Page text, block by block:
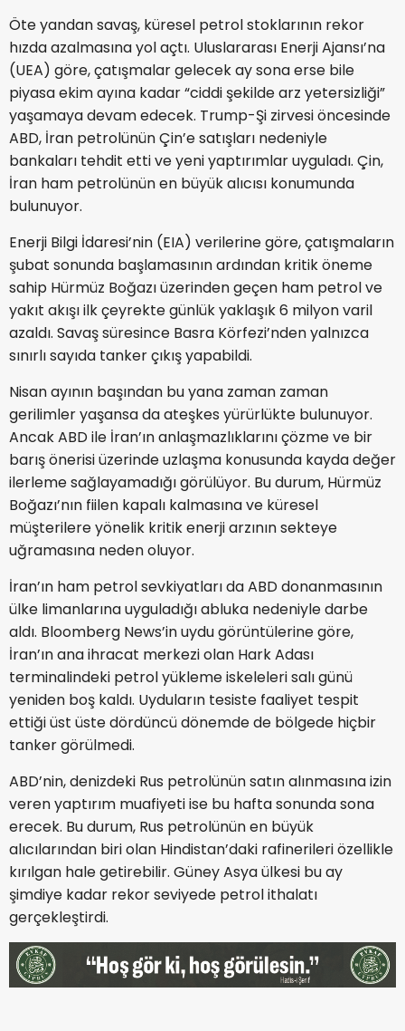
Öte yandan savaş, küresel petrol stoklarının rekor
hızda azalmasına yol açtı. Uluslararası Enerji Ajansı’na
(UEA) göre, çatışmalar gelecek ay sona erse bile
piyasa ekim ayına kadar “ciddi şekilde arz yetersizliği”
yaşamaya devam edecek. Trump-Şi zirvesi öncesinde
ABD, İran petrolünün Çin’e satışları nedeniyle
bankaları tehdit etti ve yeni yaptırımlar uyguladı. Çin,
İran ham petrolünün en büyük alıcısı konumunda
bulunuyor.
Enerji Bilgi İdaresi’nin (EIA) verilerine göre, çatışmaların
şubat sonunda başlamasının ardından kritik öneme
sahip Hürmüz Boğazı üzerinden geçen ham petrol ve
yakıt akışı ilk çeyrekte günlük yaklaşık 6 milyon varil
azaldı. Savaş süresince Basra Körfezi’nden yalnızca
sınırlı sayıda tanker çıkış yapabildi.
Nisan ayının başından bu yana zaman zaman
gerilimler yaşansa da ateşkes yürürlükte bulunuyor.
Ancak ABD ile İran’ın anlaşmazlıklarını çözme ve bir
barış önerisi üzerinde uzlaşma konusunda kayda değer
ilerleme sağlayamadığı görülüyor. Bu durum, Hürmüz
Boğazı’nın fiilen kapalı kalmasına ve küresel
müşterilere yönelik kritik enerji arzının sekteye
uğramasına neden oluyor.
İran’ın ham petrol sevkiyatları da ABD donanmasının
ülke limanlarına uyguladığı abluka nedeniyle darbe
aldı. Bloomberg News’in uydu görüntülerine göre,
İran’ın ana ihracat merkezi olan Hark Adası
terminalindeki petrol yükleme iskeleleri salı günü
yeniden boş kaldı. Uyduların tesiste faaliyet tespit
ettiği üst üste dördüncü dönemde de bölgede hiçbir
tanker görülmedi.
ABD’nin, denizdeki Rus petrolünün satın alınmasına izin
veren yaptırım muafiyeti ise bu hafta sonunda sona
erecek. Bu durum, Rus petrolünün en büyük
alıcılarından biri olan Hindistan’daki rafinerileri özellikle
kırılgan hale getirebilir. Güney Asya ülkesi bu ay
şimdiye kadar rekor seviyede petrol ithalatı
gerçekleştirdi.